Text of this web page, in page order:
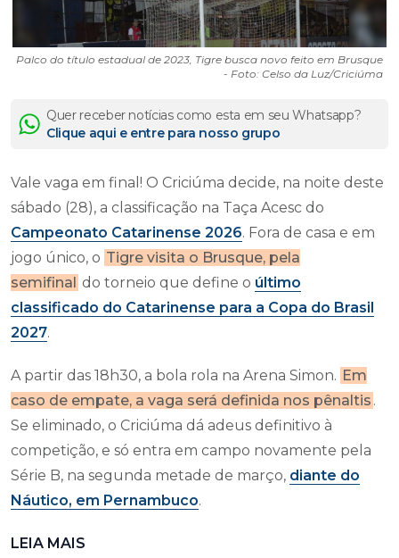
Palco do título estadual de 2023, Tigre busca novo feito em Brusque
- Foto: Celso da Luz/Criciúma
Quer receber notícias como esta em seu Whatsapp?
Clique aqui e entre para nosso grupo
Vale vaga em final! O Criciúma decide, na noite deste
sábado (28), a classificação na Taça Acesc do
Campeonato Catarinense 2026. Fora de casa e em
jogo único, o Tigre visita o Brusque, pela
semifinal do torneio que define o último
classificado do Catarinense para a Copa do Brasil
2027.
A partir das 18h30, a bola rola na Arena Simon. Em
caso de empate, a vaga será definida nos pênaltis .
Se eliminado, o Criciúma dá adeus definitivo à
competição, e só entra em campo novamente pela
Série B, na segunda metade de março, diante do
Náutico, em Pernambuco.
LEIA MAIS